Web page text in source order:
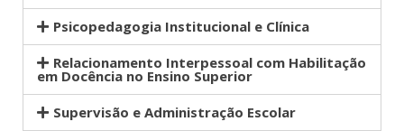
Psicopedagogia Institucional e Clínica
Relacionamento Interpessoal com Habilitação
em Docência no Ensino Superior
Supervisão e Administração Escolar